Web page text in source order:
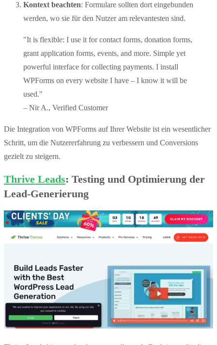
Kontext beachten: Formulare sollten dort eingebunden
werden, wo sie für den Nutzer am relevantesten sind.
"It is flexible: I use it for contact forms, donation forms,
grant application forms, events, and more. Simple yet
powerful interface for collecting payments. I install
WPForms on every website I have – I know it will be
used."
– Nir A., Verified Customer
Die Integration von WPForms auf Ihrer Website ist ein wesentlicher
Schritt, um die Nutzererfahrung zu verbessern und Conversions
gezielt zu steigern.
Thrive Leads: Testing und Optimierung der
Lead-Generierung